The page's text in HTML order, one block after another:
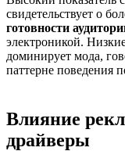
свидетельствует о
готовности
электроникой.
доминирует мода,
паттерне поведения
Влияние
драйверы